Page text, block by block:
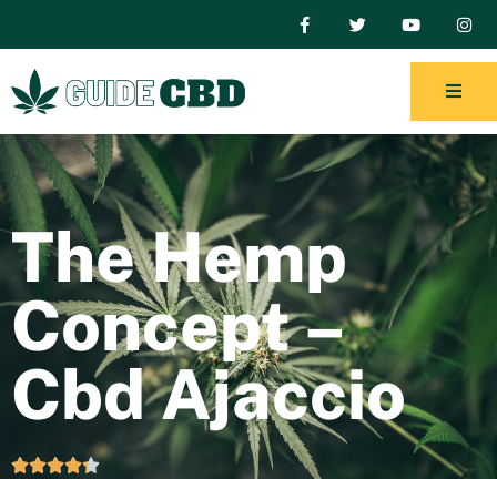
The Hemp
Concept –
Cbd Ajaccio
